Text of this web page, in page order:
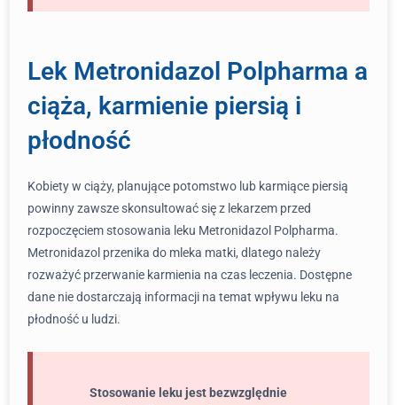
Lek Metronidazol Polpharma a
ciąża, karmienie piersią i
płodność
Kobiety w ciąży, planujące potomstwo lub karmiące piersią
powinny zawsze skonsultować się z lekarzem przed
rozpoczęciem stosowania leku Metronidazol Polpharma.
Metronidazol przenika do mleka matki, dlatego należy
rozważyć przerwanie karmienia na czas leczenia. Dostępne
dane nie dostarczają informacji na temat wpływu leku na
płodność u ludzi.
Stosowanie leku jest bezwzględnie